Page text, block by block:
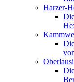
Harzer-